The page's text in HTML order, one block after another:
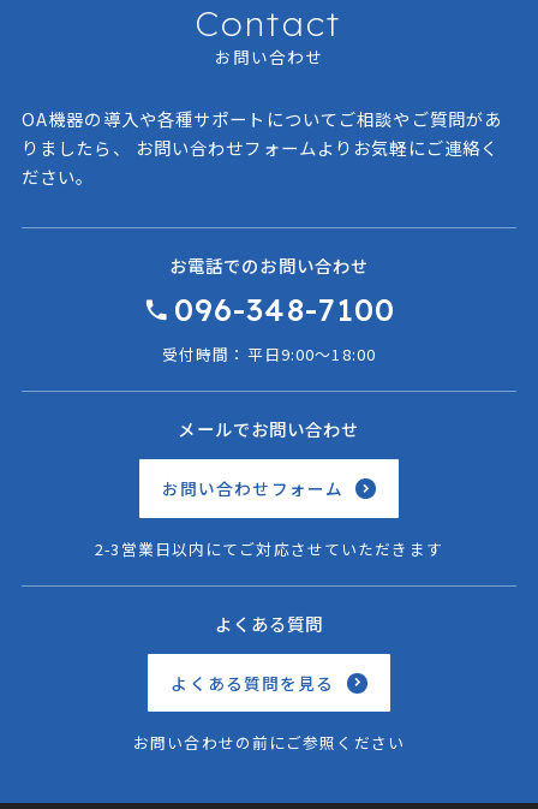
Contact
お問い合わせ
OA機器の導入や各種サポートについてご相談やご質問があ
りましたら、
お問い合わせフォームよりお気軽にご連絡く
ださい。
お電話でのお問い合わせ
096-348-7100
受付時間：平日9:00〜18:00
メールでお問い合わせ
お問い合わせフォーム
2-3営業日以内にてご対応させていただきます
よくある質問
よくある質問を見る
お問い合わせの前にご参照ください